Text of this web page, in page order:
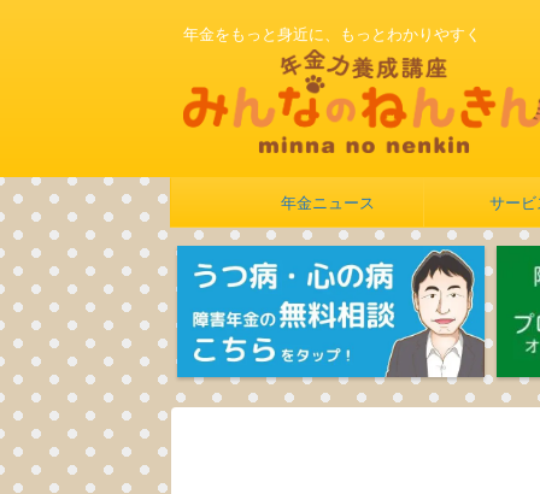
年金をもっと身近に、もっとわかりやすく
年金ニュース サービ